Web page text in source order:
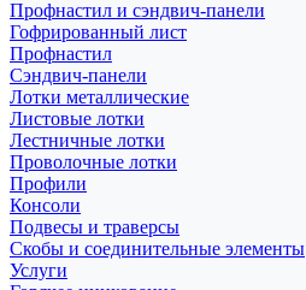
Профнастил и сэндвич-панели
Гофрированный лист
Профнастил
Сэндвич-панели
Лотки металлические
Листовые лотки
Лестничные лотки
Проволочные лотки
Профили
Консоли
Подвесы и траверсы
Скобы и соединительные элементы
Услуги